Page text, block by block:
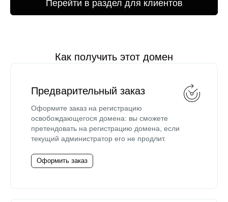
Перейти в раздел для клиентов
Как получить этот домен
Предварительный заказ
Оформите заказ на регистрацию
освобождающегося домена: вы сможете
претендовать на регистрацию домена, если
текущий администратор его не продлит.
Оформить заказ